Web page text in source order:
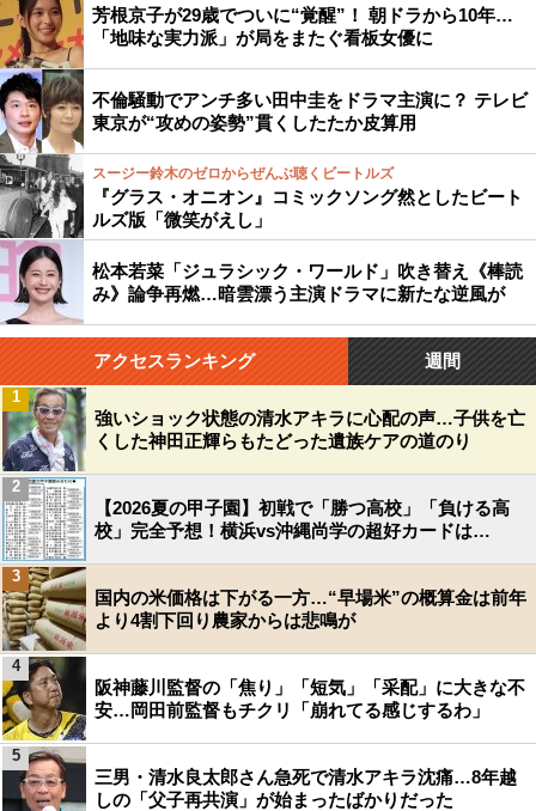
芳根京子が29歳でついに“覚醒”！ 朝ドラから10年…
「地味な実力派」が局をまたぐ看板女優に
不倫騒動でアンチ多い田中圭をドラマ主演に？ テレビ
東京が“攻めの姿勢”貫くしたたか皮算用
スージー鈴木のゼロからぜんぶ聴くビートルズ
『グラス・オニオン』コミックソング然としたビート
ルズ版「微笑がえし」
松本若菜「ジュラシック・ワールド」吹き替え《棒読
み》論争再燃…暗雲漂う主演ドラマに新たな逆風が
アクセスランキング 週間
強いショック状態の清水アキラに心配の声…子供を亡
くした神田正輝らもたどった遺族ケアの道のり
1
【2026夏の甲子園】初戦で「勝つ高校」「負ける高
校」完全予想！横浜vs沖縄尚学の超好カードは…
2
国内の米価格は下がる一方…“早場米”の概算金は前年
より4割下回り農家からは悲鳴が
3
阪神藤川監督の「焦り」「短気」「采配」に大きな不
安…岡田前監督もチクリ「崩れてる感じするわ」
4
三男・清水良太郎さん急死で清水アキラ沈痛…8年越
しの「父子再共演」が始まったばかりだった
5